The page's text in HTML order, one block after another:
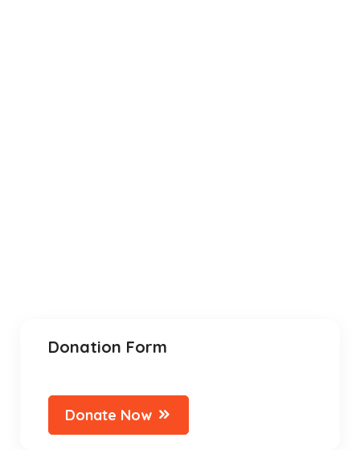
Donation Form
Donate Now